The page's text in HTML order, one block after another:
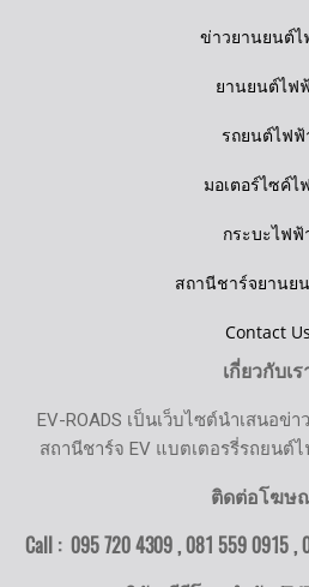
ข่าวยานยนต์ไ
ยานยนต์ไฟ
รถยนต์ไฟฟ้
มอเตอร์ไซค์ไ
กระบะไฟฟ้
สถานีชาร์จยานย
Contact Us
เกี่ยวกับเร
EV-ROADS เป็นเว็บไซต์นำเสนอ
สถานีชาร์จ EV แบตเตอรรี่รถยนต์
ติดต่อโฆษ
Call : 095 720 4309 , 081 559 0915 ,